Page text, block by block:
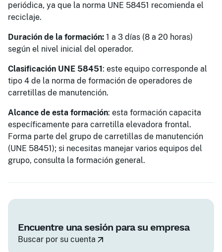
periódica, ya que la norma UNE 58451 recomienda el
reciclaje.
Duración de la formación: 1 a 3 días (8 a 20 horas)
según el nivel inicial del operador.
Clasificación UNE 58451: este equipo corresponde al
tipo 4 de la norma de formación de operadores de
carretillas de manutención.
Alcance de esta formación: esta formación capacita
específicamente para carretilla elevadora frontal.
Forma parte del grupo de carretillas de manutención
(UNE 58451); si necesitas manejar varios equipos del
grupo, consulta la formación general.
Encuentre una sesión para su empresa
Buscar por su cuenta